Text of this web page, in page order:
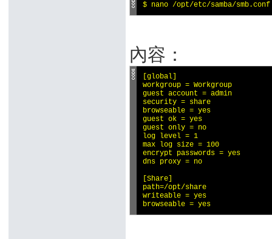
$ nano /opt/etc/samba/smb.conf
內容：
[global]
workgroup = Workgroup
guest account = admin
security = share
browseable = yes
guest ok = yes
guest only = no
log level = 1
max log size = 100
encrypt passwords = yes
dns proxy = no
[Share]
path=/opt/share
writeable = yes
browseable = yes